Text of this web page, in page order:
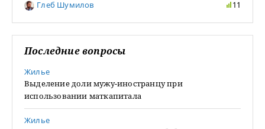
Глеб Шумилов
11
Последние вопросы
Жилье
Выделение доли мужу-иностранцу при
использовании маткапитала
Жилье